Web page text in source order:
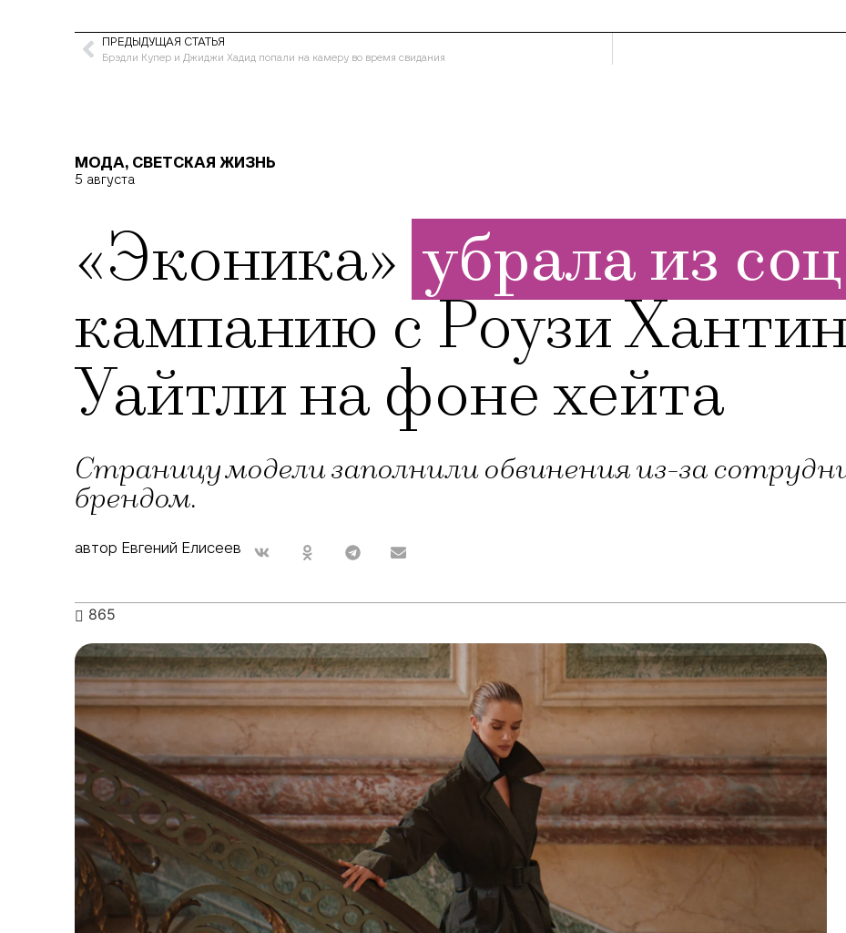
ПРЕДЫДУЩАЯ СТАТЬЯ
Брэдли Купер и Джиджи Хадид попали на камеру во время свидания
МОДА, СВЕТСКАЯ ЖИЗНЬ
5 августа
«Эконика» убрала из
кампанию с Роузи
Уайтли на фоне хейта
Страницу модели заполнили обвинения из-за
брендом.
автор Евгений Елисеев
865